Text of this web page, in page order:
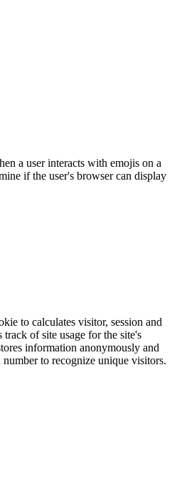
a user interacts with emojis on a
if the user's browser can display
to calculates visitor, session and
track of site usage for the site's
information anonymously and
number to recognize unique visitors.